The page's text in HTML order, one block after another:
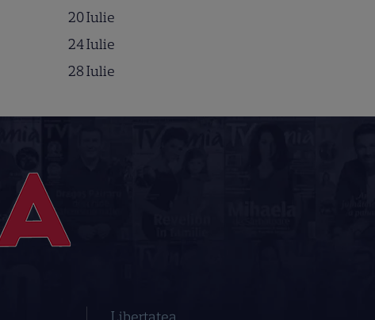
20 Iulie
24 Iulie
28 Iulie